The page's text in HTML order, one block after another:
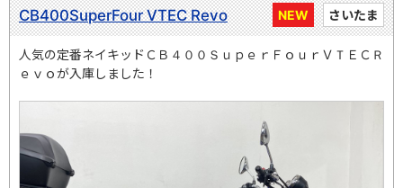
NEW さいたま
CB400SuperFour VTEC Revo
人気の定番ネイキッドＣＢ４００ＳｕｐｅｒＦｏｕｒＶＴＥＣＲ
ｅｖｏが入庫しました！